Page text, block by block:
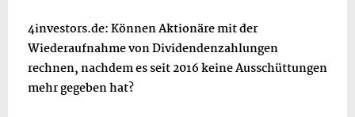
4investors.de: Können Aktionäre mit der
Wiederaufnahme von Dividendenzahlungen
rechnen, nachdem es seit 2016 keine Ausschüttungen
mehr gegeben hat?